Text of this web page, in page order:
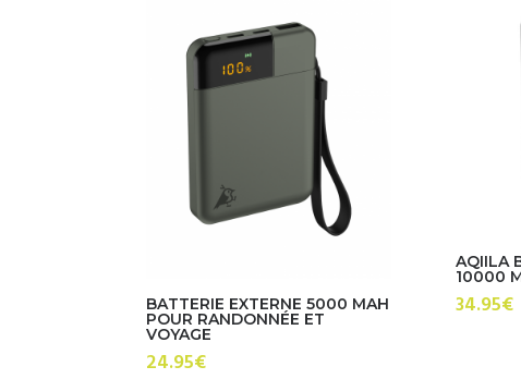
croissant
BATTERIE EXTERNE 5000 MAH
POUR RANDONNÉE ET
VOYAGE
24.95€
AQIILA
10000
34.95€